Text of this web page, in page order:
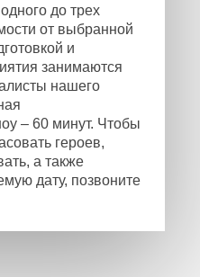
до трех
от выбранной
и
занимаются
нашего
– 60 минут. Чтобы
героев,
а также
дату, позвоните